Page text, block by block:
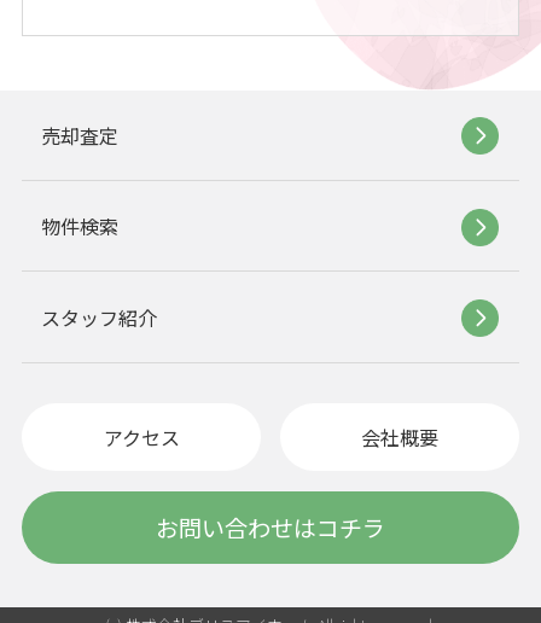
売却査定
物件検索
スタッフ紹介
アクセス 会社概要
お問い合わせはコチラ